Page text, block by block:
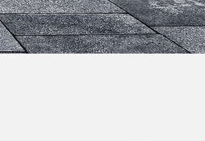
186-6365-3723